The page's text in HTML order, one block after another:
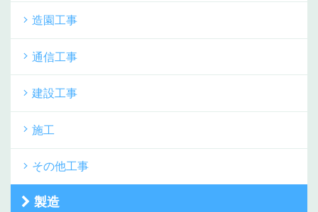
造園工事
通信工事
建設工事
施工
その他工事
製造